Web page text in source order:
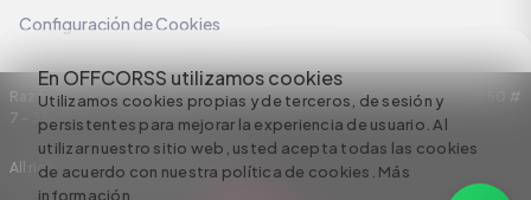
En OFFCORSS utilizamos cookies
Utilizamos cookies propias y de terceros, de sesión y
persistentes para mejorar la experiencia de usuario. Al
utilizar nuestro sitio web, usted acepta todas las cookies
de acuerdo con nuestra política de cookies. Más
información
Configuración de Cookies
Razón Social: C.I HERMECO S.A. NIT: 890924167-6 Dirección: Carrera 50 #
7 – 35
All rights reserved empowered by